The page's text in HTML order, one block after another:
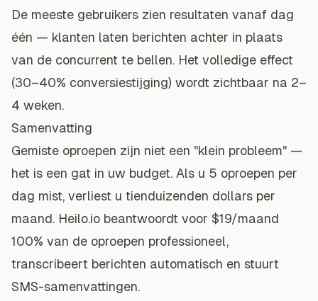
De meeste gebruikers zien resultaten vanaf dag
één — klanten laten berichten achter in plaats
van de concurrent te bellen. Het volledige effect
(30–40% conversiestijging) wordt zichtbaar na 2–
4 weken.
Samenvatting
Gemiste oproepen zijn niet een "klein probleem" —
het is een gat in uw budget. Als u 5 oproepen per
dag mist, verliest u tienduizenden dollars per
maand. Heilo.io beantwoordt voor $19/maand
100% van de oproepen professioneel,
transcribeert berichten automatisch en stuurt
SMS-samenvattingen.